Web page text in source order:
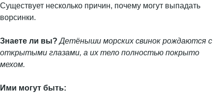
Существует несколько причин, почему могут выпадать
ворсинки.
Знаете ли вы? Детёныши морских свинок рождаются с
открытыми глазами, а их тело полностью покрыто
мехом.
Ими могут быть: